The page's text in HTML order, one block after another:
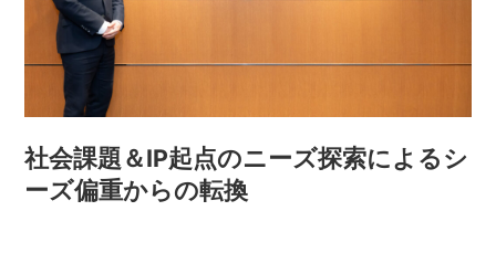
社会課題＆IP起点のニーズ探索によるシ
ーズ偏重からの転換